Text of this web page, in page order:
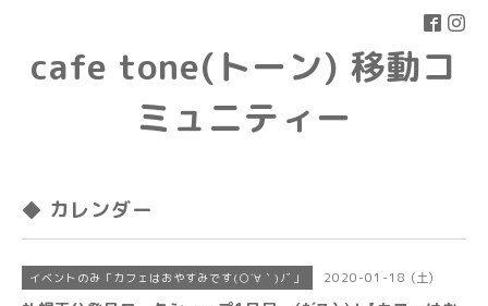
cafe tone(トーン) 移動コ
ミュニティー
◆ カレンダー
イベントのみ「カフェはおやすみです(○´∀｀)ﾉﾞ」 2020-01-18 (土)